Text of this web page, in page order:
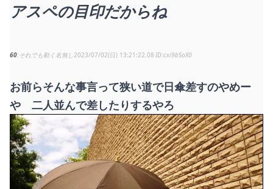
アスペの目印だからね
60 それでも動く名無し2023/07/02(日) 13:21:22.08 cxi9bSoX0
お前らそんな事言って狭い道で日傘差すのやめー
や 二人並んで差したりするやろ